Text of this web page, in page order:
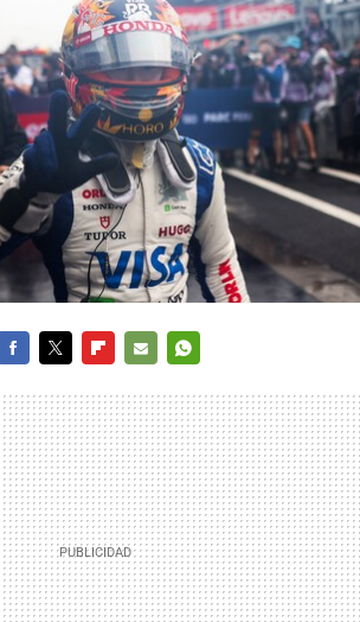
MAIL